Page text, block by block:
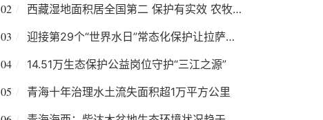
02 西藏湿地面积居全国第二 保护有实效 农牧民受益
03 迎接第29个“世界水日”常态化保护让拉萨河更美
04 14.51万生态保护公益岗位守护“三江之源”
05 青海十年治理水土流失面积超1万平方公里